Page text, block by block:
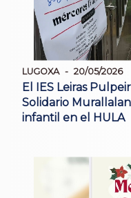
LUGOXA 20/05/2026
El IES Leiras
Solidario
infantil en el HULA